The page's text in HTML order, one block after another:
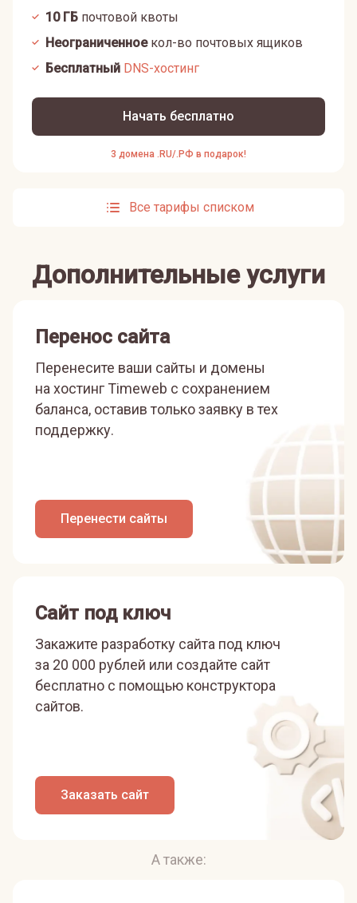
10ГБ почтовой квоты
Неограниченноекол-во почтовых ящиков
Бесплатный DNS-хостинг
Начать бесплатно
3 домена .RU/.РФ в подарок!
Все тарифы списком
Дополнительные услуги
Перенос сайта
Перенесите ваши сайты и домены
на хостинг Timeweb с сохранением
баланса, оставив только заявку в тех
поддержку.
Перенести сайты
Сайт под ключ
Закажите разработку сайта под ключ
за 20 000 рублей или создайте сайт
бесплатно с помощью конструктора
сайтов.
Заказать сайт
А также: